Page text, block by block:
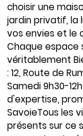
choisir une
jardin privatif, la
vos envies et le
Chaque espace
véritablement
: 12, Route de
Samedi 9h30-
d'expertise,
SavoieTous les
présents sur ce